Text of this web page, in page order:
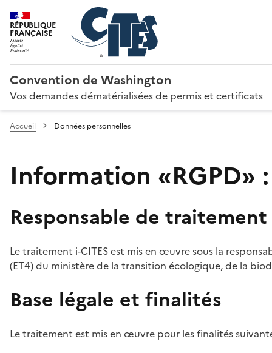
RÉPUBLIQUE
FRANÇAISE
Convention de Washington
Vos demandes dématérialisées de permis et certificats
Accueil Données personnelles
Information «RGPD»
Responsable de traitement
Le traitement i-CITES est mis en œuvre sous la
(ET4) du ministère de la transition écologique, de la
Base légale et finalités
Le traitement est mis en œuvre pour les finalités